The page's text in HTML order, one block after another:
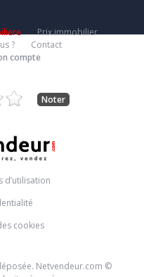
Prix immobilier
?
Contact
compte
Noter
d’utilisation
cookies
Netvendeur.com ©